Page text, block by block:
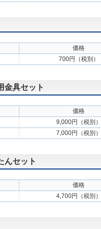
価格
700円（税別）
金具セット
価格
9,000円（税別）
7,000円（税別）
んセット
価格
4,700円（税別）